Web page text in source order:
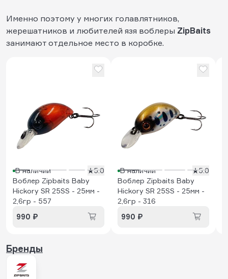
Именно поэтому у многих голавлятников,
жерешатников и любителей язя воблеры ZipBaits
занимают отдельное место в коробке.
В наличии
5.0
Воблер Zipbaits Baby
Hickory SR 25SS - 25мм -
2,6гр - 557
990 ₽
В наличии
5.0
Воблер Zipbaits Baby
Hickory SR 25SS - 25мм -
2,6гр - 316
990 ₽
Бренды